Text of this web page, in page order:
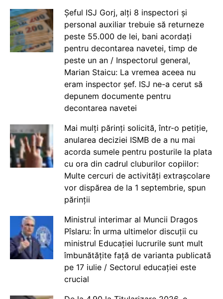
Șeful ISJ Gorj, alți 8 inspectori și
personal auxiliar trebuie să returneze
peste 55.000 de lei, bani acordați
pentru decontarea navetei, timp de
peste un an / Inspectorul general,
Marian Staicu: La vremea aceea nu
eram inspector șef. ISJ ne-a cerut să
depunem documente pentru
decontarea navetei
Mai mulți părinți solicită, într-o petiție,
anularea deciziei ISMB de a nu mai
acorda sumele pentru posturile la plata
cu ora din cadrul cluburilor copiilor:
Multe cercuri de activități extrașcolare
vor dispărea de la 1 septembrie, spun
părinții
Ministrul interimar al Muncii Dragos
Pîslaru: În urma ultimelor discuții cu
ministrul Educației lucrurile sunt mult
îmbunătățite față de varianta publicată
pe 17 iulie / Sectorul educației este
crucial